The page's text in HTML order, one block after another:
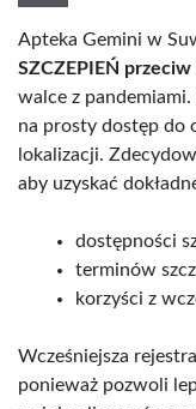
Apteka Gemini w
SZCZEPIEŃ
walce z
na prosty dostęp do
lokalizacji.
aby uzyskać
dostępności
terminów
korzyści z
Wcześniejsza
ponieważ pozwoli